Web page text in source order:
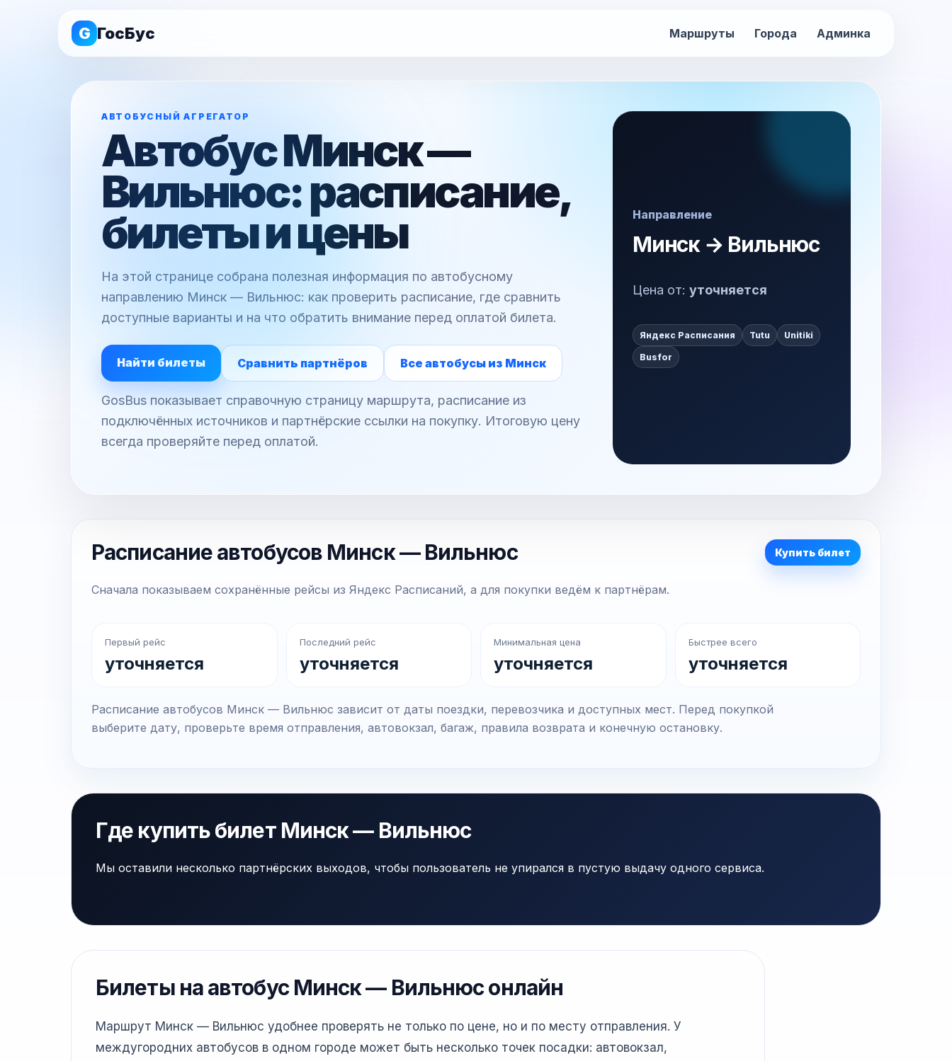
G ГосБус Маршруты Города Админка
АВТОБУСНЫЙ АГРЕГАТОР
Автобус Минск —
Вильнюс: расписание,
билеты и цены
На этой странице собрана полезная информация по автобусному
направлению Минск — Вильнюс: как проверить расписание, где сравнить
доступные варианты и на что обратить внимание перед оплатой билета.
Найти билеты Сравнить партнёров Все автобусы из Минск
GosBus показывает справочную страницу маршрута, расписание из
подключённых источников и партнёрские ссылки на покупку. Итоговую цену
всегда проверяйте перед оплатой.
Направление
Минск → Вильнюс
Цена от: уточняется
Яндекс Расписания Tutu Unitiki
Busfor
Расписание автобусов Минск — Вильнюс
Сначала показываем сохранённые рейсы из Яндекс Расписаний, а для покупки ведём к партнёрам.
Купить билет
Первый рейс
уточняется
Последний рейс
уточняется
Минимальная цена
уточняется
Быстрее всего
уточняется
Расписание автобусов Минск — Вильнюс зависит от даты поездки, перевозчика и доступных мест. Перед покупкой
выберите дату, проверьте время отправления, автовокзал, багаж, правила возврата и конечную остановку.
Где купить билет Минск — Вильнюс
Мы оставили несколько партнёрских выходов, чтобы пользователь не упирался в пустую выдачу одного сервиса.
Билеты на автобус Минск — Вильнюс онлайн
Маршрут Минск — Вильнюс удобнее проверять не только по цене, но и по месту отправления. У
междугородних автобусов в одном городе может быть несколько точек посадки: автовокзал,